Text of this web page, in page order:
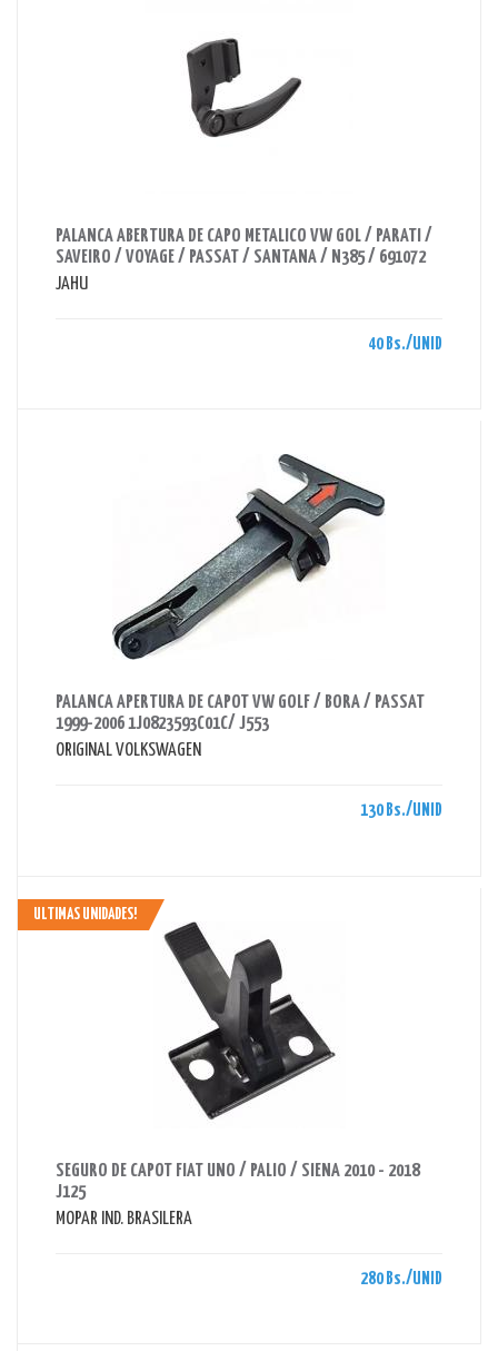
PALANCA ABERTURA DE CAPO METALICO VW GOL / PARATI /
SAVEIRO / VOYAGE / PASSAT / SANTANA / N385 / 691072
JAHU
40 Bs./UNID
PALANCA APERTURA DE CAPOT VW GOLF / BORA / PASSAT
1999-2006 1J0823593C01C/ J553
ORIGINAL VOLKSWAGEN
130 Bs./UNID
ULTIMAS UNIDADES!
SEGURO DE CAPOT FIAT UNO / PALIO / SIENA 2010 - 2018
J125
MOPAR IND. BRASILERA
280 Bs./UNID